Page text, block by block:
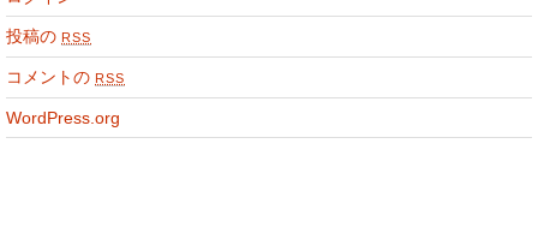
投稿の RSS
コメントの RSS
WordPress.org